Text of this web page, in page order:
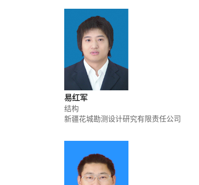
易红军
结构
新疆花城勘测设计研究有限责任公司